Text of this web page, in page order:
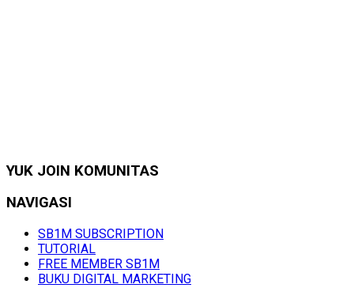
YUK JOIN KOMUNITAS
NAVIGASI
SB1M SUBSCRIPTION
TUTORIAL
FREE MEMBER SB1M
BUKU DIGITAL MARKETING